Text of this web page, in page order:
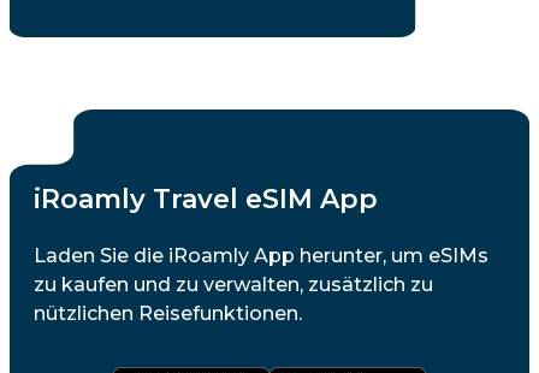
iRoamly Travel eSIM App
Laden Sie die iRoamly App herunter, um eSIMs
zu kaufen und zu verwalten, zusätzlich zu
nützlichen Reisefunktionen.